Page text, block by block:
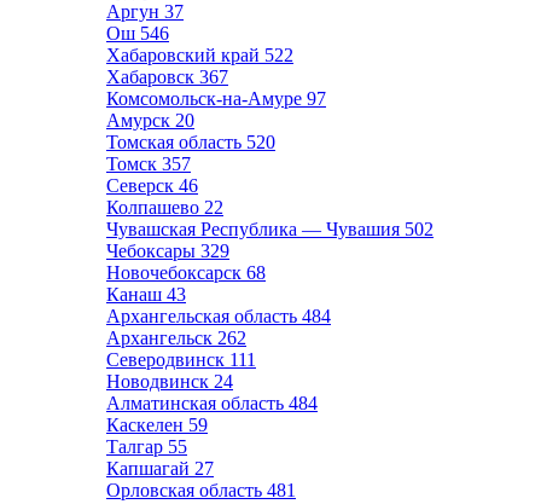
Аргун 37
Ош 546
Хабаровский край 522
Хабаровск 367
Комсомольск-на-Амуре 97
Амурск 20
Томская область 520
Томск 357
Северск 46
Колпашево 22
Чувашская Республика — Чувашия 502
Чебоксары 329
Новочебоксарск 68
Канаш 43
Архангельская область 484
Архангельск 262
Северодвинск 111
Новодвинск 24
Алматинская область 484
Каскелен 59
Талгар 55
Капшагай 27
Орловская область 481